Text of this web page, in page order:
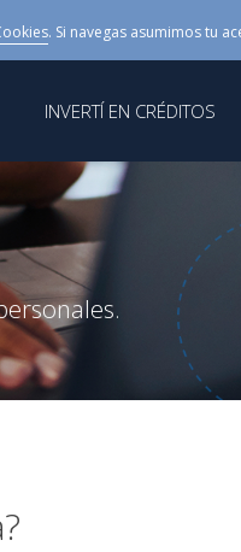
. Si navegas asumimos tu
INVERTÍ EN CRÉDITOS